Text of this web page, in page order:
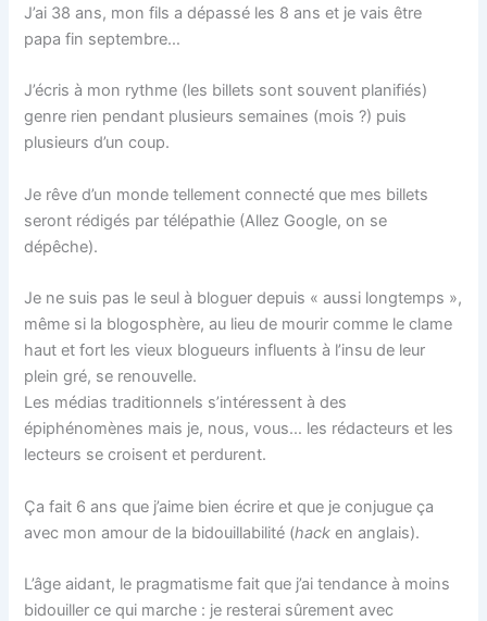
J’ai 38 ans, mon fils a dépassé les 8 ans et je vais être
papa fin septembre…
J’écris à mon rythme (les billets sont souvent planifiés)
genre rien pendant plusieurs semaines (mois ?) puis
plusieurs d’un coup.
Je rêve d’un monde tellement connecté que mes billets
seront rédigés par télépathie (Allez Google, on se
dépêche).
Je ne suis pas le seul à bloguer depuis « aussi longtemps »,
même si la blogosphère, au lieu de mourir comme le clame
haut et fort les vieux blogueurs influents à l’insu de leur
plein gré, se renouvelle.
Les médias traditionnels s’intéressent à des
épiphénomènes mais je, nous, vous… les rédacteurs et les
lecteurs se croisent et perdurent.
Ça fait 6 ans que j’aime bien écrire et que je conjugue ça
avec mon amour de la bidouillabilité (hack en anglais).
L’âge aidant, le pragmatisme fait que j’ai tendance à moins
bidouiller ce qui marche : je resterai sûrement avec